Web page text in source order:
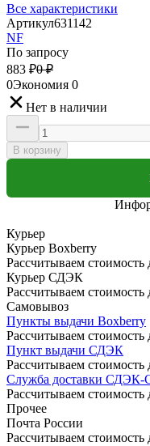
Все характеристики
Артикул631142
NF
По запросу
883 ₽0 ₽
0Экономия 0
Нет в наличии
В корзину
Курьер
Курьер Boxberry
Рассчитываем стоимость
Курьер СДЭК
Рассчитываем стоимость
Самовывоз
Пункты выдачи Boxberry
Рассчитываем стоимость
Пункт выдачи СДЭК
Рассчитываем стоимость
Служба доставки
Рассчитываем стоимость
Прочее
Почта России
Рассчитываем стоимость